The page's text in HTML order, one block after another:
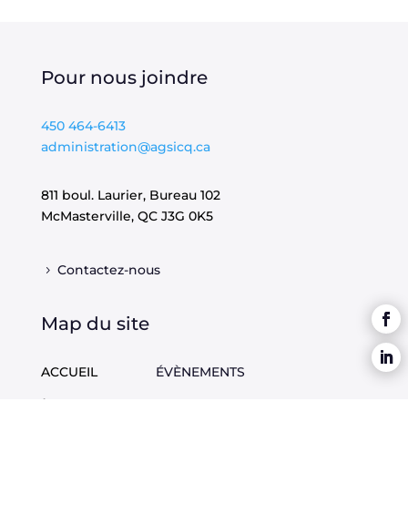
Pour nous joindre
450 464-6413
administration@agsicq.ca
811 boul. Laurier, Bureau 102
McMasterville, QC J3G 0K5
Contactez-nous
Map du site
ACCUEIL ÉVÈNEMENTS